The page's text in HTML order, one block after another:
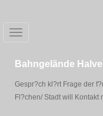
Toggle
Bahngelände
Gespr?ch kl?rt Frage der
Fl?chen/ Stadt will Kontakt